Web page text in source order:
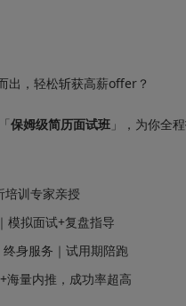
出，轻松斩获高薪offer？
保姆级简历面试班 」，为你全
培训专家亲授
模拟面试+复盘指导
身服务｜试用期陪跑
海量内推，成功率超高